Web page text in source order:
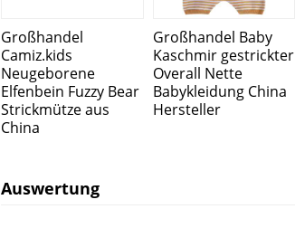
Großhandel
Camiz.kids
Neugeborene
Elfenbein Fuzzy Bear
Strickmütze aus
China
Großhandel Baby
Kaschmir gestrickter
Overall Nette
Babykleidung China
Hersteller
Auswertung